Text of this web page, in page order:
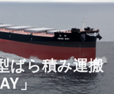
ばら積み運搬
」